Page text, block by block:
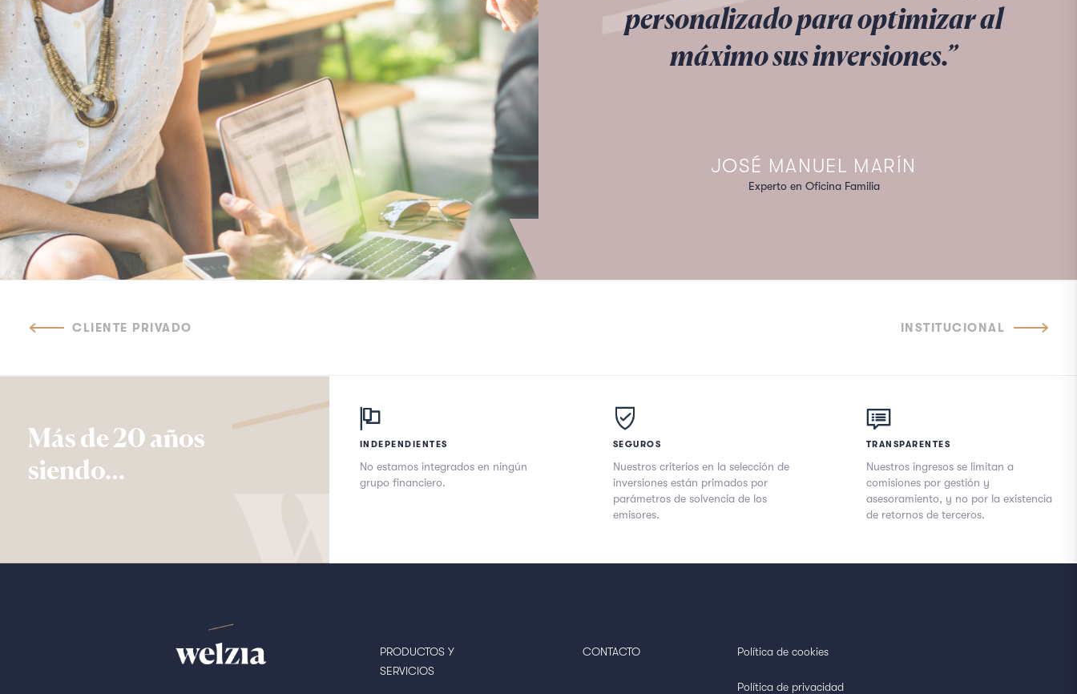
personalizado para optimizar al
máximo sus inversiones.”
JOSÉ MANUEL MARÍN
Experto en Oficina Familia
CLIENTE PRIVADO INSTITUCIONAL
Más de 20 años
siendo…
INDEPENDIENTES
No estamos integrados en ningún
grupo financiero.
SEGUROS
Nuestros criterios en la selección de
inversiones están primados por
parámetros de solvencia de los
emisores.
TRANSPARENTES
Nuestros ingresos se limitan a
comisiones por gestión y
asesoramiento, y no por la existencia
de retornos de terceros.
PRODUCTOS Y
SERVICIOS
CONTACTO Política de cookies
Política de privacidad